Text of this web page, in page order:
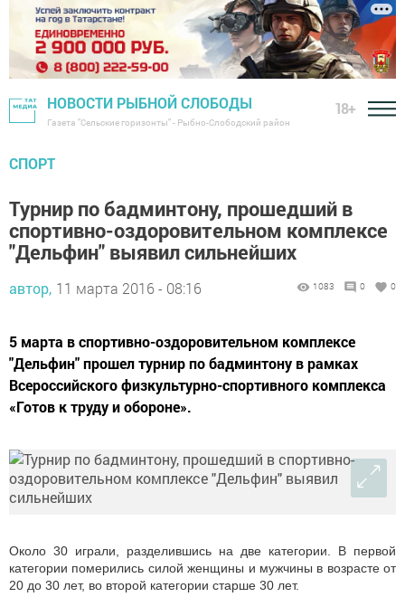
НОВОСТИ РЫБНОЙ СЛОБОДЫ
Газета "Сельские горизонты" - Рыбно-Слободский район
18+
СПОРТ
Турнир по бадминтону, прошедший в
спортивно-оздоровительном комплексе
"Дельфин" выявил сильнейших
автор, 11 марта 2016 - 08:16 1083 0 0
5 марта в спортивно-оздоровительном комплексе
"Дельфин" прошел турнир по бадминтону в рамках
Всероссийского физкультурно-спортивного комплекса
«Готов к труду и обороне».
Около 30 играли, разделившись на две категории. В первой
категории померились силой женщины и мужчины в возрасте от
20 до 30 лет, во второй категории старше 30 лет.